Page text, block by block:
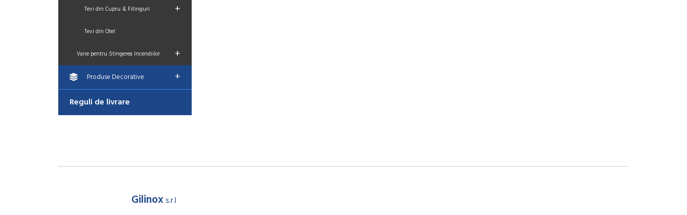
Tevi din Cupru & Fitinguri +
Tevi din Otel
Vane pentru Stingerea Incendiilor +
Produse Decorative +
Reguli de livrare
Gilinoxs.r.l